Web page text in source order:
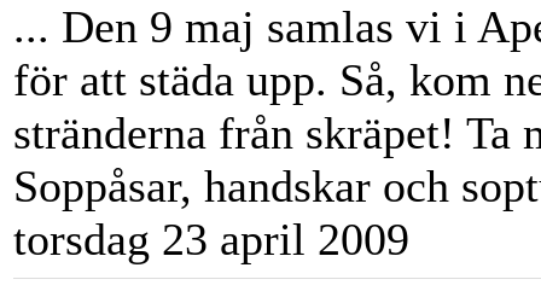
... Den 9 maj samlas vi i
för att städa upp. Så, kom
stränderna från skräpet! Ta
Soppåsar, handskar och
torsdag 23 april 2009